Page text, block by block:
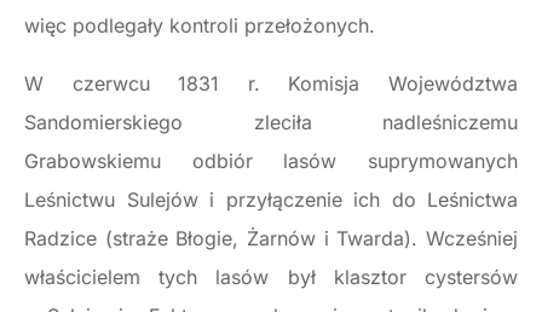
więc podlegały kontroli przełożonych.
W czerwcu 1831 r. Komisja Województwa
Sandomierskiego zleciła nadleśniczemu
Grabowskiemu odbiór lasów suprymowanych
Leśnictwu Sulejów i przyłączenie ich do Leśnictwa
Radzice (straże Błogie, Żarnów i Twarda). Wcześniej
właścicielem tych lasów był klasztor cystersów